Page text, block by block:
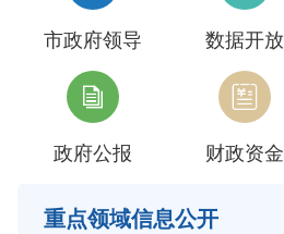
市政府领导 数据开放

政府公报

财政资金
重点领域信息公开